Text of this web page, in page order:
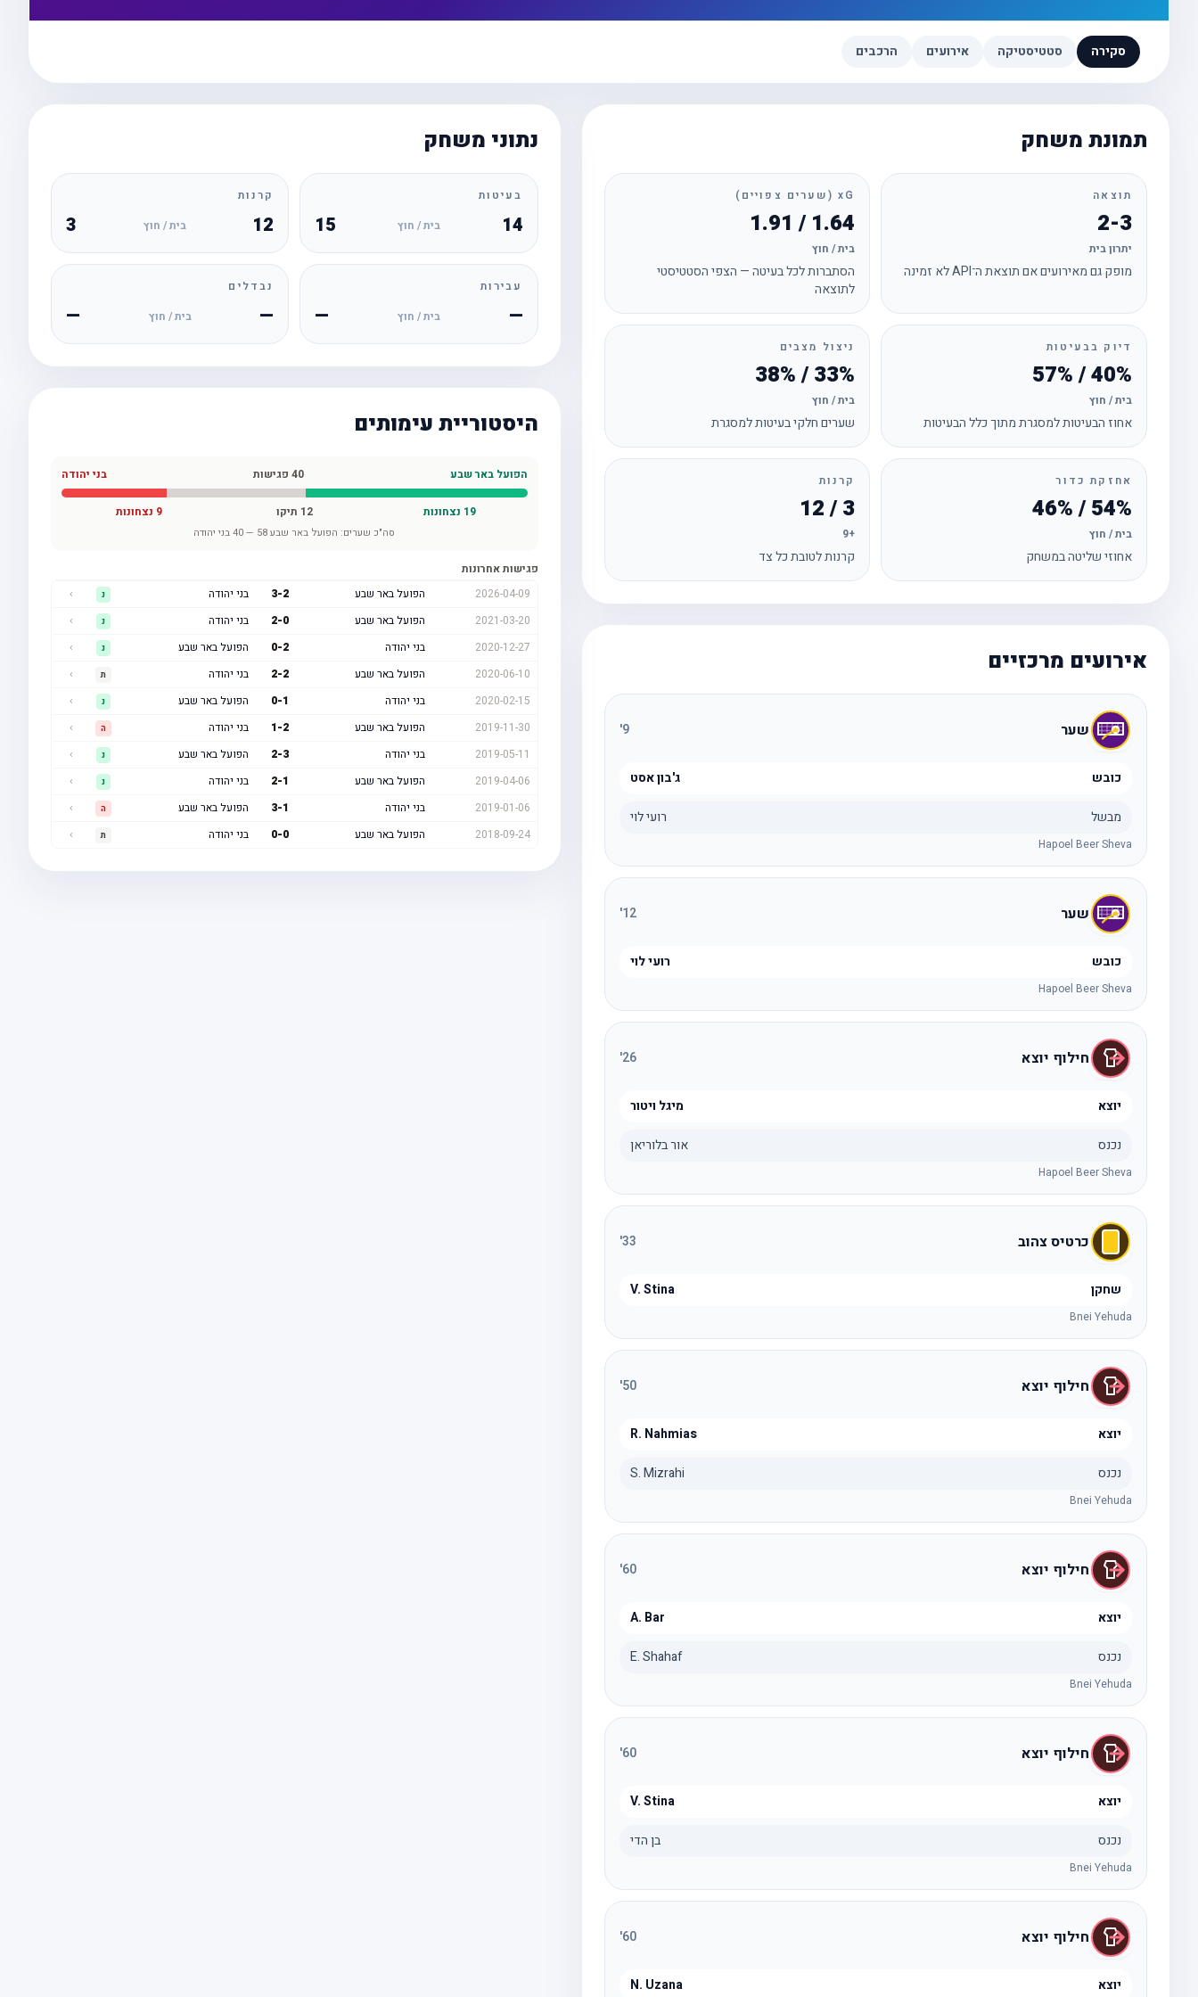
סקירה סטטיסטיקה אירועים הרכבים
תמונת משחק
תוצאה
2-3
יתרון בית
מופק גם מאירועים אם תוצאת ה־API לא זמינה
xG (שערים צפויים)
1.64 / 1.91
בית / חוץ
הסתברות לכל בעיטה — הצפי הסטטיסטי
לתוצאה
דיוק בבעיטות
40% / 57%
בית / חוץ
אחוז הבעיטות למסגרת מתוך כלל הבעיטות
ניצול מצבים
33% / 38%
בית / חוץ
שערים חלקי בעיטות למסגרת
אחזקת כדור
54% / 46%
בית / חוץ
אחוזי שליטה במשחק
קרנות
3 / 12
+9
קרנות לטובת כל צד
אירועים מרכזיים
שער 9
'
כובש ג'בון אסט
מבשל רועי לוי
Hapoel Beer Sheva
שער 12
'
כובש רועי לוי
Hapoel Beer Sheva
חילוף יוצא 26
'
יוצא מיגל ויטור
נכנס אור בלוריאן
Hapoel Beer Sheva
כרטיס צהוב 33
'
שחקן V. Stina
Bnei Yehuda
חילוף יוצא 50
'
יוצא R. Nahmias
נכנס S. Mizrahi
Bnei Yehuda
חילוף יוצא 60
'
יוצא A. Bar
נכנס E. Shahaf
Bnei Yehuda
חילוף יוצא 60
'
יוצא V. Stina
נכנס בן הדי
Bnei Yehuda
חילוף יוצא 60
'
יוצא N. Uzana
נתוני משחק
בעיטות
14 בית / חוץ 15
קרנות
12 בית / חוץ 3
עבירות
— בית / חוץ —
נבדלים
— בית / חוץ —
היסטוריית עימותים
הפועל באר שבע 40 פגישות בני יהודה
19 נצחונות 12 תיקו 9 נצחונות
סה"כ שערים: הפועל באר שבע58
—
40בני יהודה
פגישות אחרונות
2026-04-09
הפועל באר שבע 3-2 בני יהודה נ
›
2021-03-20
הפועל באר שבע 2-0 בני יהודה נ
›
2020-12-27
בני יהודה 0-2 הפועל באר שבע נ
›
2020-06-10
הפועל באר שבע 2-2 בני יהודה ת
›
2020-02-15
בני יהודה 0-1 הפועל באר שבע נ
›
2019-11-30
הפועל באר שבע 1-2 בני יהודה ה
›
2019-05-11
בני יהודה 2-3 הפועל באר שבע נ
›
2019-04-06
הפועל באר שבע 2-1 בני יהודה נ
›
2019-01-06
בני יהודה 3-1 הפועל באר שבע ה
›
2018-09-24
הפועל באר שבע 0-0 בני יהודה ת ›